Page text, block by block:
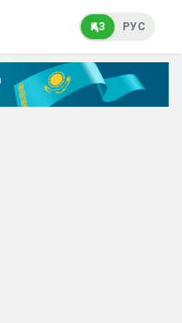
ҚАЗ РУС